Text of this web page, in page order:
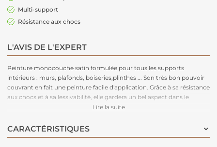
Multi-support
Résistance aux chocs
L'AVIS DE L'EXPERT
Peinture monocouche satin formulée pour tous les supports
intérieurs : murs, plafonds, boiseries,plinthes ... Son très bon pouvoir
couvrant en fait une peinture facile d'application. Grâce à sa résistance
aux chocs et à sa lessivabilité, elle gardera un bel aspect dans le
temps. Disponible en 54 teintes pour un large choix de déco.
Lire la suite
CARACTÉRISTIQUES